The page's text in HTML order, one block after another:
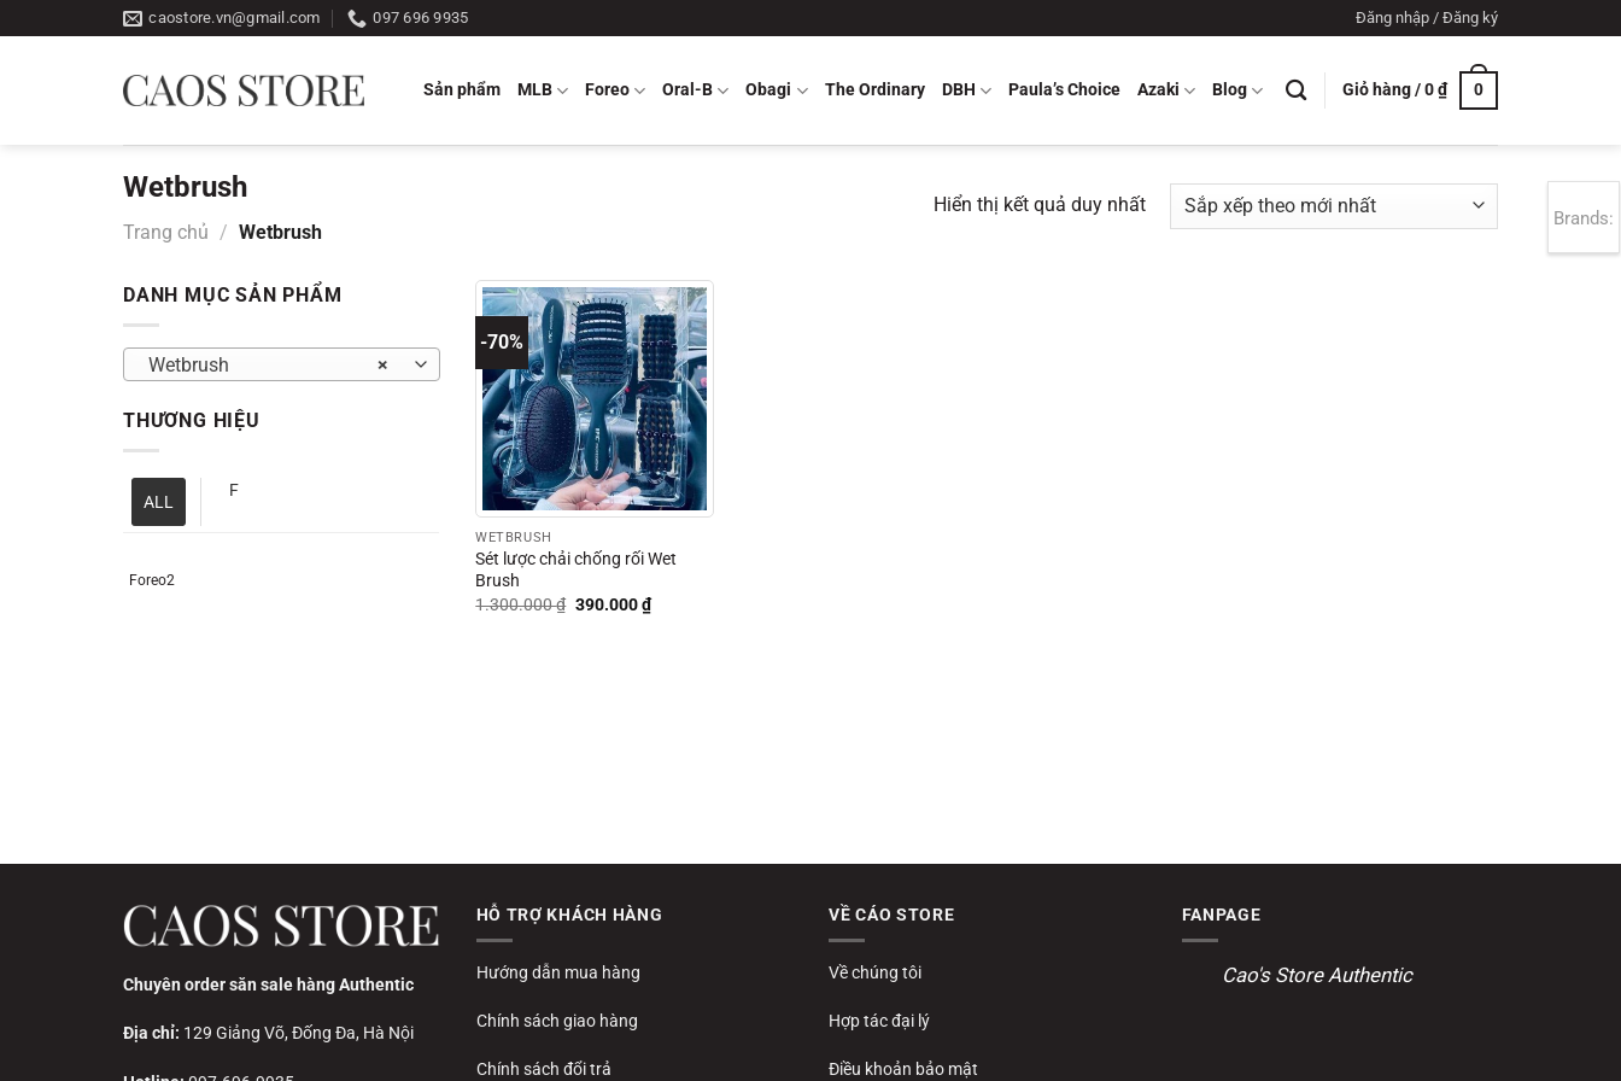
qua
caostore.vn@gmail.com 097 696 9935 Đăng nhập / Đăng ký
Sản phẩm MLB Foreo Oral-B Obagi The Ordinary DBH Paula’s Choice Azaki Blog Giỏ hàng /0₫ 0
Wetbrush
Trang chủ / Wetbrush
Hiển thị kết quả duy nhất
DANH MỤC SẢN PHẨM
×
Wetbrush
THƯƠNG HIỆU
ALL
F
Foreo2
-70%
WETBRUSH
Sét lược chải chống rối Wet
Brush
1.300.000₫ Giá
390.000₫Giá
hiện
Chuyên order săn sale hàng Authentic
Địa chỉ: 129 Giảng Võ, Đống Đa, Hà Nội
HỖ TRỢ KHÁCH HÀNG
Hướng dẫn mua hàng
Chính sách giao hàng
Chính sách đổi trả
VỀ CÁO STORE
Về chúng tôi
Hợp tác đại lý
Điều khoản bảo mật
FANPAGE
Cao's Store Authentic
Brands: